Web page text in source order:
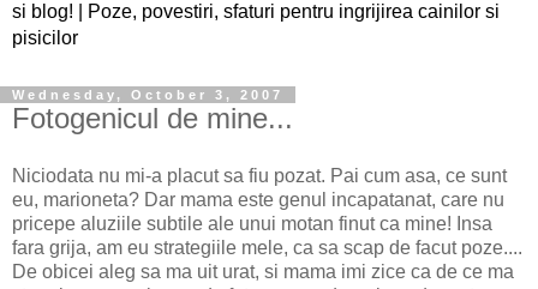
si blog! | Poze, povestiri, sfaturi pentru ingrijirea cainilor si
pisicilor
Wednesday, October 3, 2007
Fotogenicul de mine...
Niciodata nu mi-a placut sa fiu pozat. Pai cum asa, ce sunt
eu, marioneta? Dar mama este genul incapatanat, care nu
pricepe aluziile subtile ale unui motan finut ca mine! Insa
fara grija, am eu strategiile mele, ca sa scap de facut poze....
De obicei aleg sa ma uit urat, si mama imi zice ca de ce ma